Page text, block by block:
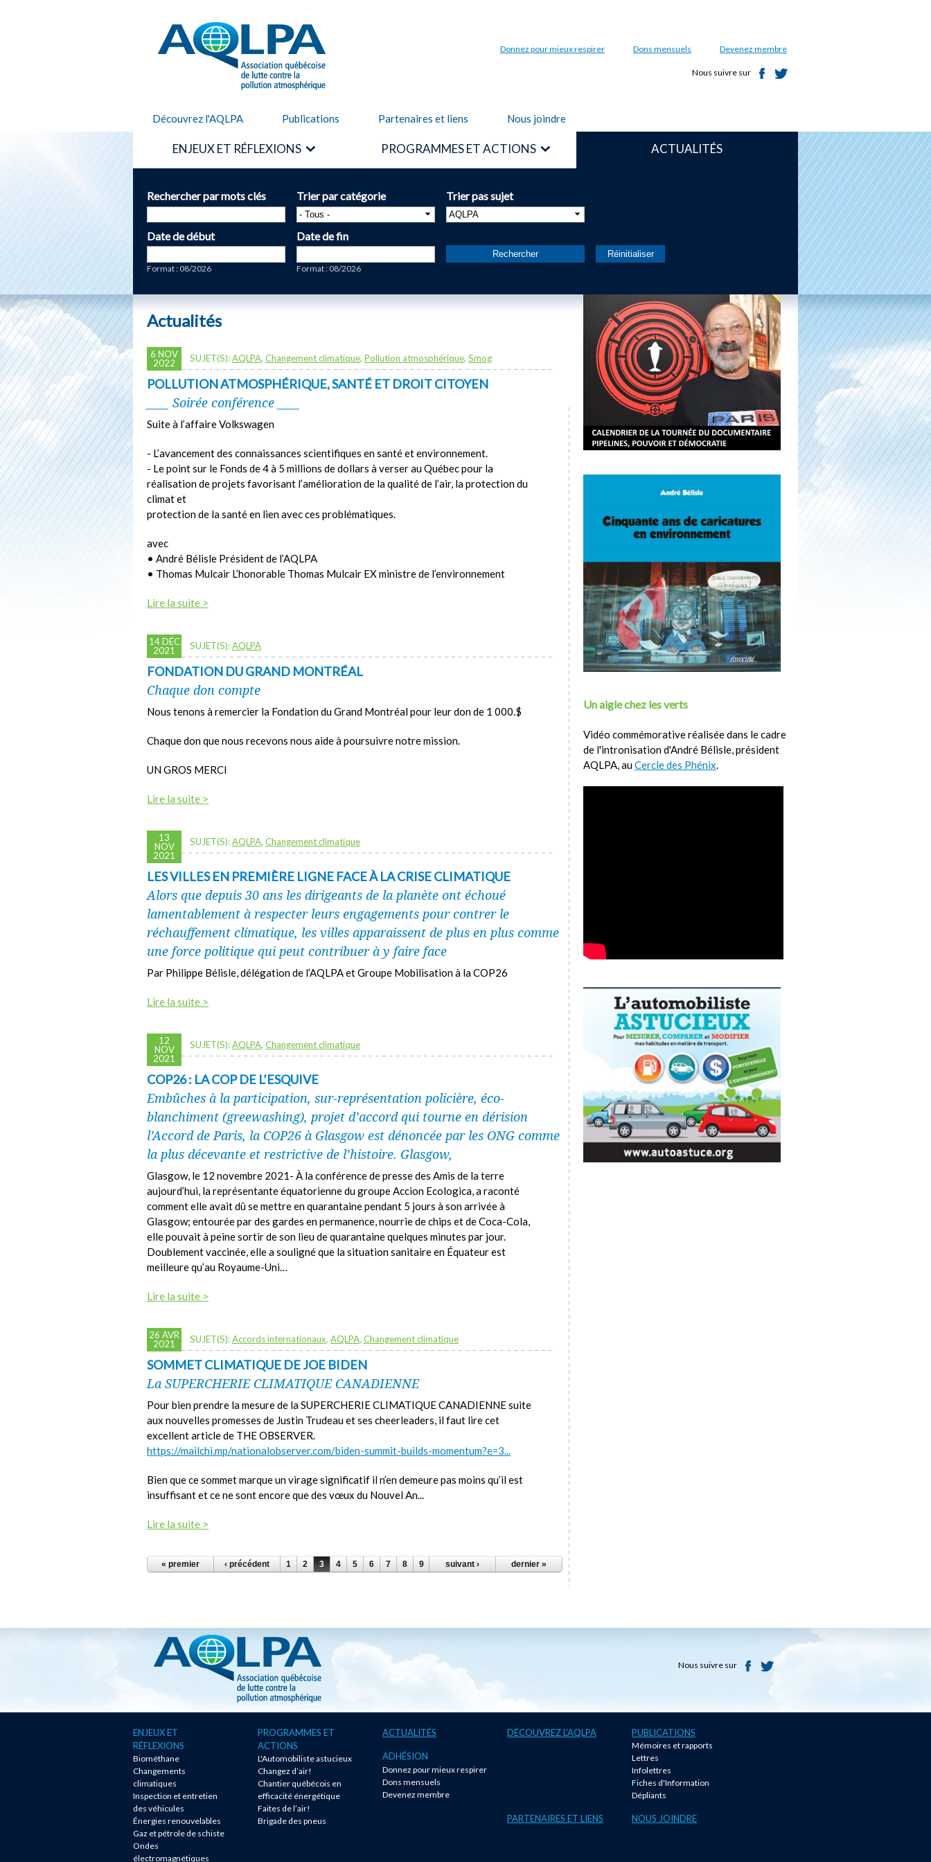
AQLPA Donnez pour mieux respirer Dons mensuels Devenez membre
Nous suivre sur
Découvrez l'AQLPA Publications Partenaires et liens Nous joindre
ENJEUX ET RÉFLEXIONS PROGRAMMES ET ACTIONS ACTUALITÉS
Rechercher par mots clés Trier par catégorie Trier pas sujet
Date de début
Format : 08/2026
Date de fin
Format : 08/2026
Actualités
6 NOV
2022
SUJET(S):AQLPA, Changement climatique, Pollution atmosphérique, Smog
POLLUTION ATMOSPHÉRIQUE, SANTÉ ET DROIT CITOYEN
____ Soirée conférence ____
Suite à l’affaire Volkswagen
- L’avancement des connaissances scientifiques en santé et environnement.
- Le point sur le Fonds de 4 à 5 millions de dollars à verser au Québec pour la
réalisation de projets favorisant l’amélioration de la qualité de l’air, la protection du
climat et
protection de la santé en lien avec ces problématiques.
avec
• André Bélisle Président de l’AQLPA
• Thomas Mulcair L’honorable Thomas Mulcair EX ministre de l’environnement
Lire la suite >
14 DÉC
2021
SUJET(S):AQLPA
FONDATION DU GRAND MONTRÉAL
Chaque don compte
Nous tenons à remercier la Fondation du Grand Montréal pour leur don de 1 000.$
Chaque don que nous recevons nous aide à poursuivre notre mission.
UN GROS MERCI
Lire la suite >
13
NOV
2021
SUJET(S):AQLPA, Changement climatique
LES VILLES EN PREMIÈRE LIGNE FACE À LA CRISE CLIMATIQUE
Alors que depuis 30 ans les dirigeants de la planète ont échoué
lamentablement à respecter leurs engagements pour contrer le
réchauffement climatique, les villes apparaissent de plus en plus comme
une force politique qui peut contribuer à y faire face
Par Philippe Bélisle, délégation de l’AQLPA et Groupe Mobilisation à la COP26
Lire la suite >
12
NOV
2021
SUJET(S):AQLPA, Changement climatique
COP26 : LA COP DE L’ESQUIVE
Embûches à la participation, sur-représentation policière, éco-
blanchiment (greewashing), projet d’accord qui tourne en dérision
l’Accord de Paris, la COP26 à Glasgow est dénoncée par les ONG comme
la plus décevante et restrictive de l’histoire. Glasgow,
Glasgow, le 12 novembre 2021- À la conférence de presse des Amis de la terre
aujourd’hui, la représentante équatorienne du groupe Accion Ecologica, a raconté
comment elle avait dû se mettre en quarantaine pendant 5 jours à son arrivée à
Glasgow; entourée par des gardes en permanence, nourrie de chips et de Coca-Cola,
elle pouvait à peine sortir de son lieu de quarantaine quelques minutes par jour.
Doublement vaccinée, elle a souligné que la situation sanitaire en Équateur est
meilleure qu’au Royaume-Uni…
Lire la suite >
26 AVR
2021
SUJET(S):Accords internationaux, AQLPA, Changement climatique
SOMMET CLIMATIQUE DE JOE BIDEN
La SUPERCHERIE CLIMATIQUE CANADIENNE
Pour bien prendre la mesure de la SUPERCHERIE CLIMATIQUE CANADIENNE suite
aux nouvelles promesses de Justin Trudeau et ses cheerleaders, il faut lire cet
excellent article de THE OBSERVER.
https://mailchi.mp/nationalobserver.com/biden-summit-builds-momentum?e=3...
Bien que ce sommet marque un virage significatif il n’en demeure pas moins qu’il est
insuffisant et ce ne sont encore que des vœux du Nouvel An...
Lire la suite >
PAGES
« premier ‹ précédent 1 2 3 4 5 6 7 8 9 suivant › dernier »
Un aigle chez les verts
Vidéo commémorative réalisée dans le cadre
de l'intronisation d'André Bélisle, président
AQLPA, auCercle des Phénix.
Nous suivre sur
ENJEUX ET
RÉFLEXIONS
Biométhane
Changements
climatiques
Inspection et entretien
des véhicules
Énergies renouvelables
Gaz et pétrole de schiste
Ondes
électromagnétiques
PROGRAMMES ET
ACTIONS
L'Automobiliste astucieux
Changez d’air!
Chantier québécois en
efficacité énergétique
Faites de l’air!
Brigade des pneus
ACTUALITÉS
ADHÉSION
Donnez pour mieux respirer
Dons mensuels
Devenez membre
DÉCOUVREZ L'AQLPA PUBLICATIONS
Mémoires et rapports
Lettres
Infolettres
Fiches d'Information
Dépliants
PARTENAIRES ET LIENS NOUS JOINDRE